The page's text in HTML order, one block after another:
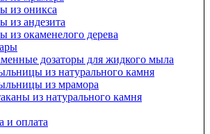
из оникса
из андезита
из окаменелого дерева
дозаторы для жидкого мыла
из натурального камня
из мрамора
из натурального камня
и оплата